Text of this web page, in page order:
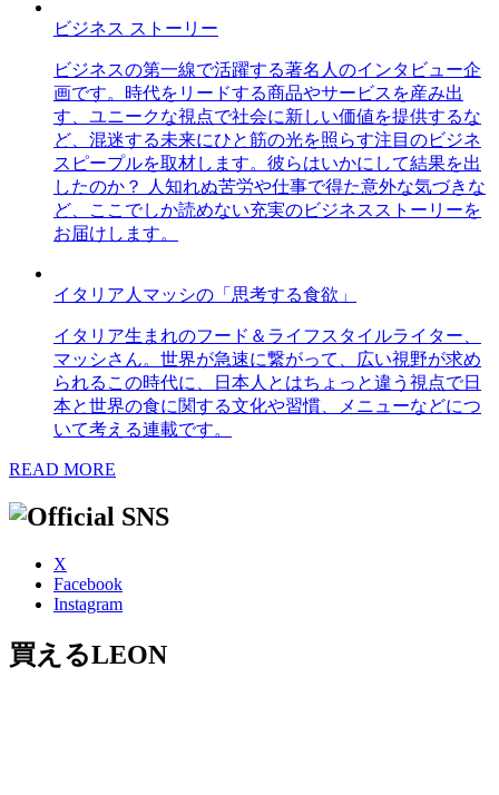
ビジネス ストーリー
ビジネスの第一線で活躍する著名人のインタビュー企
画です。時代をリードする商品やサービスを産み出
す、ユニークな視点で社会に新しい価値を提供するな
ど、混迷する未来にひと筋の光を照らす注目のビジネ
スピープルを取材します。彼らはいかにして結果を出
したのか？ 人知れぬ苦労や仕事で得た意外な気づきな
ど、ここでしか読めない充実のビジネスストーリーを
お届けします。
イタリア人マッシの「思考する食欲」
イタリア生まれのフード＆ライフスタイルライター、
マッシさん。世界が急速に繋がって、広い視野が求め
られるこの時代に、日本人とはちょっと違う視点で日
本と世界の食に関する文化や習慣、メニューなどにつ
いて考える連載です。
READ MORE
X
Facebook
Instagram
買えるLEON